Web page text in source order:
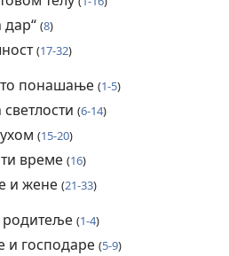
дар“ (8)
(17-32)
понашање (1-5)
(6-14)
(15-20)
време (16)
и жене (21-33)
родитеље (1-4)
и господаре (5-9)